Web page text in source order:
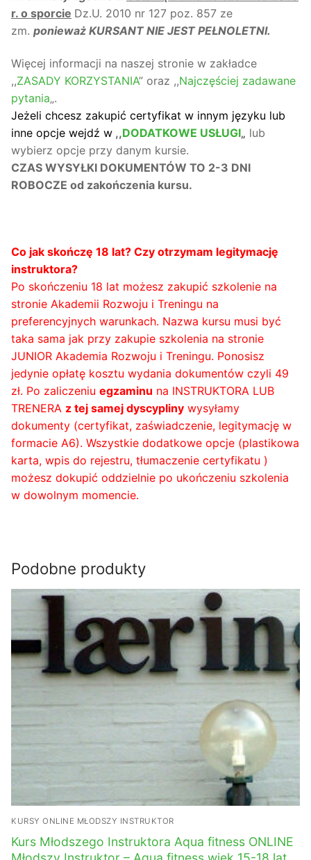
r. o sporcie Dz.U. 2010 nr 127 poz. 857 ze
zm. ponieważ KURSANT NIE JEST PEŁNOLETNI.
Więcej informacji na naszej stronie w zakładce
,,ZASADY KORZYSTANIA” oraz ,,Najczęściej zadawane
pytania„.
Jeżeli chcesz zakupić certyfikat w innym języku lub
inne opcje wejdź w ,,DODATKOWE USŁUGI„ lub
wybierz opcje przy danym kursie.
CZAS WYSYŁKI DOKUMENTÓW TO 2-3 DNI
ROBOCZE od zakończenia kursu.
Co jak skończę 18 lat? Czy otrzymam legitymację
instruktora?
Po skończeniu 18 lat możesz zakupić szkolenie na
stronie Akademii Rozwoju i Treningu na
preferencyjnych warunkach. Nazwa kursu musi być
taka sama jak przy zakupie szkolenia na stronie
JUNIOR Akademia Rozwoju i Treningu. Ponosisz
jedynie opłatę kosztu wydania dokumentów czyli 49
zł. Po zaliczeniu egzaminu na INSTRUKTORA LUB
TRENERA z tej samej dyscypliny wysyłamy
dokumenty (certyfikat, zaświadczenie, legitymację w
formacie A6). Wszystkie dodatkowe opcje (plastikowa
karta, wpis do rejestru, tłumaczenie certyfikatu )
możesz dokupić oddzielnie po ukończeniu szkolenia
w dowolnym momencie.
Podobne produkty
KURSY ONLINE MŁODSZY INSTRUKTOR
Kurs Młodszego Instruktora Aqua fitness ONLINE